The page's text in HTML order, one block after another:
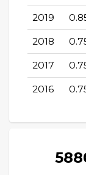
2019
2018
2017
2016